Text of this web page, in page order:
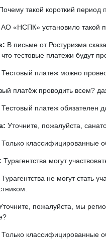
такой короткий период
АО «НСПК» установило такой
В письме от Ростуризма
тестовые платежи будут
Тестовый платеж можно
платёж проводить всем?
Тестовый платеж обязателен
Уточните, пожалуйста,
Только классифицированные
Турагентства могут
Турагентства не могут стать
пожалуйста, мы
Только классифицированные